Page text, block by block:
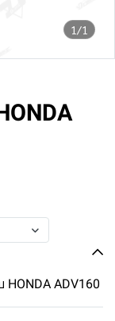
1/1
HONDA ADV160